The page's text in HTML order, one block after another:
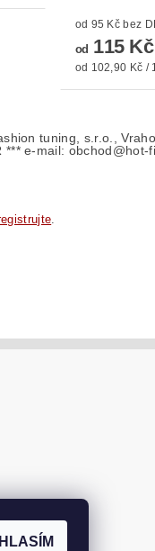
od 95 Kč
od 115 Kč
od 102,90 Kč /
tuning, s.r.o.,
*** e-mail: obchod@hot-